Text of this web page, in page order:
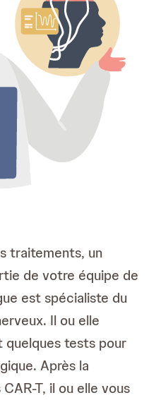
traitements, un
de votre équipe de
est spécialiste du
Il ou elle
tests pour
Après la
T, il ou elle vous